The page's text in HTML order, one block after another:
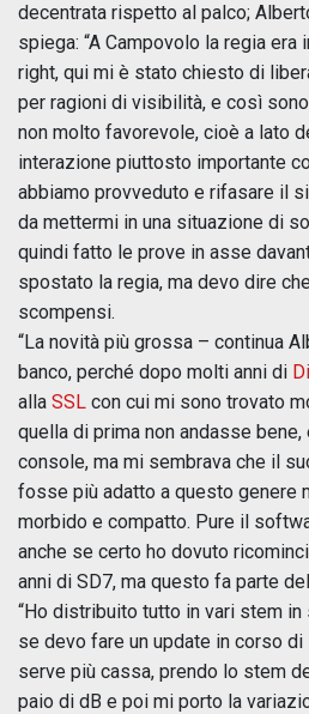
decentrata rispetto al palco;
spiega: “A Campovolo la regia
right, qui mi è stato chiesto di
per ragioni di visibilità, e così
non molto favorevole, cioè a lato
interazione piuttosto importante
abbiamo provveduto e rifasare il
da mettermi in una situazione di
quindi fatto le prove in asse
spostato la regia, ma devo dire
scompensi.
“La novità più grossa – continua
banco, perché dopo molti anni di
alla SSL con cui mi sono trovato
quella di prima non andasse bene,
console, ma mi sembrava che il
fosse più adatto a questo genere
morbido e compatto. Pure il
anche se certo ho dovuto
anni di SD7, ma questo fa parte
“Ho distribuito tutto in vari stem in
se devo fare un update in corso
serve più cassa, prendo lo stem
paio di dB e poi mi porto la